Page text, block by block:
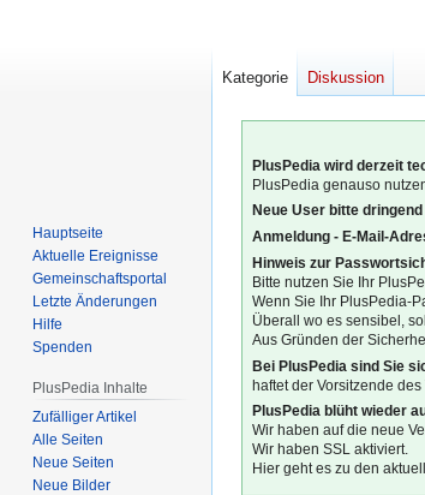
PlusPedia wird derzeit
PlusPedia genauso
Neue User bitte
Anmeldung - E-Mail-
Hinweis zur
Bitte nutzen Sie Ihr
Wenn Sie Ihr PlusPedia-
Überall wo es sensibel,
Aus Gründen der
Bei PlusPedia sind Sie
haftet der Vorsitzende des
PlusPedia blüht wieder
Wir haben auf die neue
Wir haben SSL aktiviert.
Hier geht es zu den
Kategorie Diskussion
Hauptseite
Aktuelle Ereignisse
Gemeinschafts­portal
Letzte Änderungen
Hilfe
Spenden
PlusPedia Inhalte
Zufälliger Artikel
Alle Seiten
Neue Seiten
Neue Bilder